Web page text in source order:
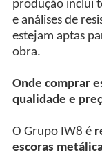
produção inclui
e análises de
estejam aptas
obra.
Onde comprar
qualidade e
O Grupo IW8 é
escoras